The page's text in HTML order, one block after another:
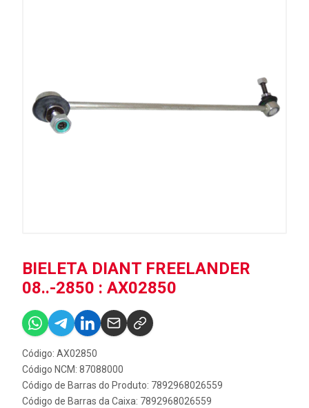
BIELETA DIANT FREELANDER
08..-2850 : AX02850
Código: AX02850
Código NCM: 87088000
Código de Barras do Produto: 7892968026559
Código de Barras da Caixa: 7892968026559